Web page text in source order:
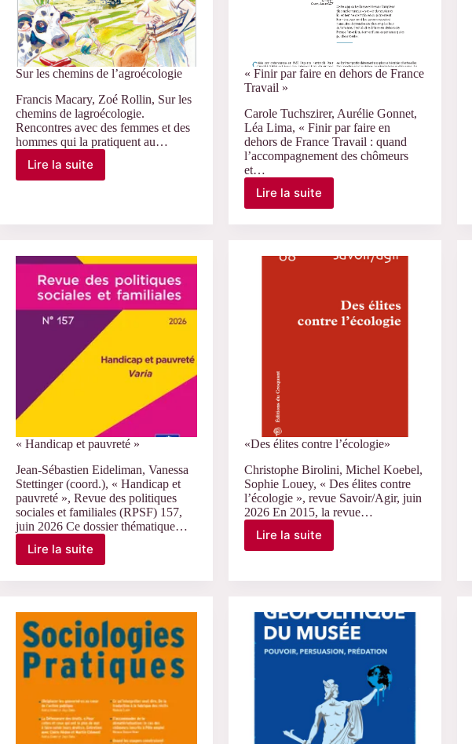
Sur les chemins de l’agroécologie
Francis Macary, Zoé Rollin, Sur les
chemins de lagroécologie.
Rencontres avec des femmes et des
hommes qui la pratiquent au…
Lire la suite
Sur
« Finir par faire en dehors de France
Travail »
Carole Tuchszirer, Aurélie Gonnet,
Léa Lima, « Finir par faire en
dehors de France Travail : quand
l’accompagnement des chômeurs
et…
Lire la suite
« Finir
dehors
« Handicap et pauvreté »
Jean-Sébastien Eideliman, Vanessa
Stettinger (coord.), « Handicap et
pauvreté », Revue des politiques
sociales et familiales (RPSF) 157,
juin 2026 Ce dossier thématique…
Lire la suite
« Handicap
et
«Des élites contre l’écologie»
Christophe Birolini, Michel Koebel,
Sophie Louey, « Des élites contre
l’écologie », revue Savoir/Agir, juin
2026 En 2015, la revue…
Lire la suite
«Des
élites